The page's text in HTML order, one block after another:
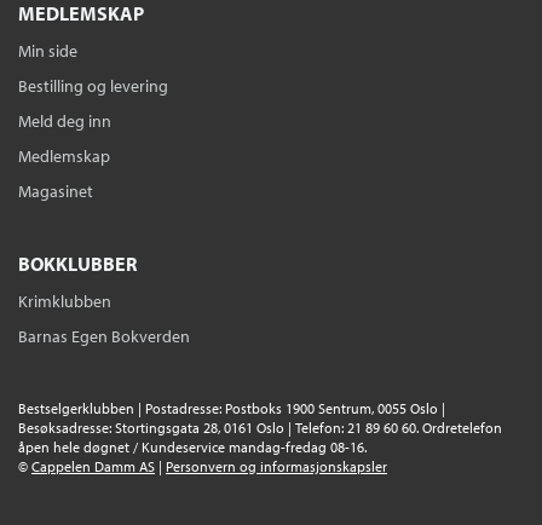
MEDLEMSKAP
Min side
Bestilling og levering
Meld deg inn
Medlemskap
Magasinet
BOKKLUBBER
Krimklubben
Barnas Egen Bokverden
Bestselgerklubben | Postadresse: Postboks 1900 Sentrum, 0055 Oslo |
Besøksadresse: Stortingsgata 28, 0161 Oslo | Telefon: 21 89 60 60. Ordretelefon
åpen hele døgnet / Kundeservice mandag-fredag 08-16.
© Cappelen Damm AS | Personvern og informasjonskapsler